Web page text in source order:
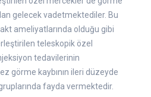
gelecek vadetmektediler. Bu
ameliyatlarında olduğu gibi
teleskopik özel
tedavilerinin
görme kaybının ileri düzeyde
fayda vermektedir.